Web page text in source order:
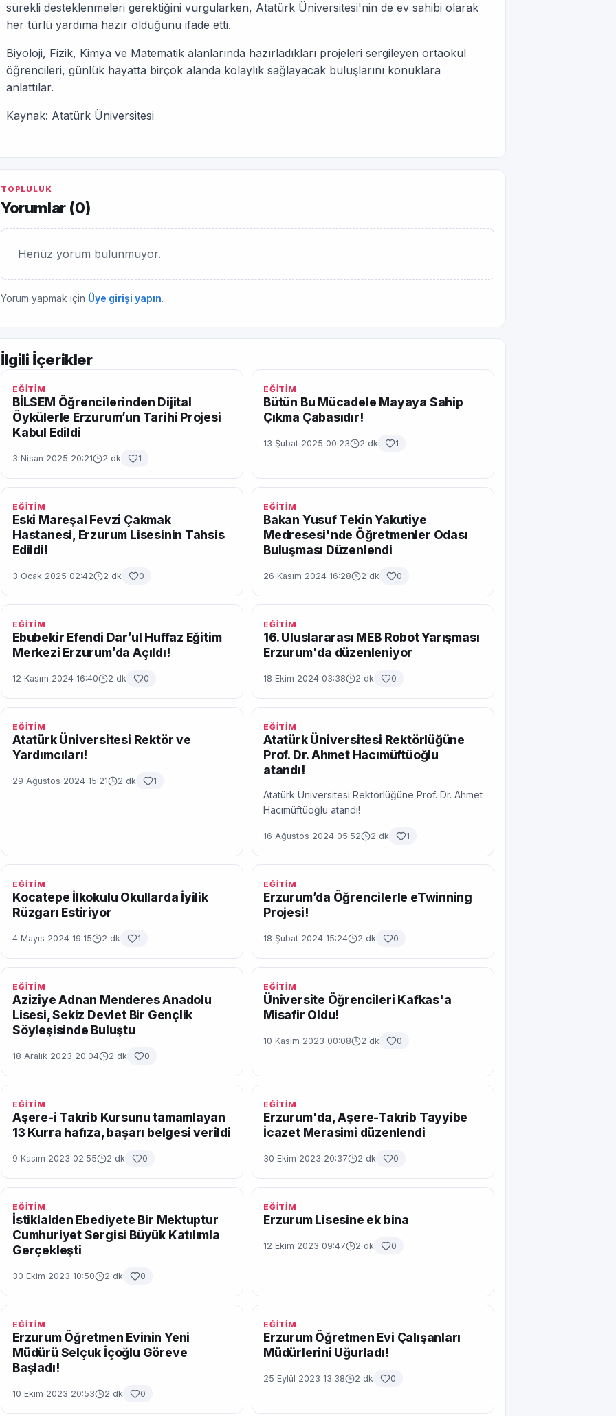
sürekli desteklenmeleri gerektiğini vurgularken, Atatürk Üniversitesi'nin de ev sahibi olarak
her türlü yardıma hazır olduğunu ifade etti.
Biyoloji, Fizik, Kimya ve Matematik alanlarında hazırladıkları projeleri sergileyen ortaokul
öğrencileri, günlük hayatta birçok alanda kolaylık sağlayacak buluşlarını konuklara
anlattılar.
Kaynak: Atatürk Üniversitesi
TOPLULUK
Yorumlar (0)
Henüz yorum bulunmuyor.
Yorum yapmak için Üye girişi yapın.
İlgili İçerikler
EĞİTİM
BİLSEM Öğrencilerinden Dijital
Öykülerle Erzurum’un Tarihi Projesi
Kabul Edildi
3 Nisan 2025 20:21 2 dk 1
EĞİTİM
Bütün Bu Mücadele Mayaya Sahip
Çıkma Çabasıdır!
13 Şubat 2025 00:23 2 dk 1
EĞİTİM
Eski Mareşal Fevzi Çakmak
Hastanesi, Erzurum Lisesinin Tahsis
Edildi!
3 Ocak 2025 02:42 2 dk 0
EĞİTİM
Bakan Yusuf Tekin Yakutiye
Medresesi'nde Öğretmenler Odası
Buluşması Düzenlendi
26 Kasım 2024 16:28 2 dk 0
EĞİTİM
Ebubekir Efendi Dar’ul Huffaz Eğitim
Merkezi Erzurum’da Açıldı!
12 Kasım 2024 16:40 2 dk 0
EĞİTİM
16. Uluslararası MEB Robot Yarışması
Erzurum'da düzenleniyor
18 Ekim 2024 03:38 2 dk 0
EĞİTİM
Atatürk Üniversitesi Rektör ve
Yardımcıları!
29 Ağustos 2024 15:21 2 dk 1
EĞİTİM
Atatürk Üniversitesi Rektörlüğüne
Prof. Dr. Ahmet Hacımüftüoğlu
atandı!
Atatürk Üniversitesi Rektörlüğüne Prof. Dr. Ahmet
Hacımüftüoğlu atandı!
16 Ağustos 2024 05:52 2 dk 1
EĞİTİM
Kocatepe İlkokulu Okullarda İyilik
Rüzgarı Estiriyor
4 Mayıs 2024 19:15 2 dk 1
EĞİTİM
Erzurum’da Öğrencilerle eTwinning
Projesi!
18 Şubat 2024 15:24 2 dk 0
EĞİTİM
Aziziye Adnan Menderes Anadolu
Lisesi, Sekiz Devlet Bir Gençlik
Söyleşisinde Buluştu
18 Aralık 2023 20:04 2 dk 0
EĞİTİM
Üniversite Öğrencileri Kafkas'a
Misafir Oldu!
10 Kasım 2023 00:08 2 dk 0
EĞİTİM
Aşere-i Takrib Kursunu tamamlayan
13 Kurra hafıza, başarı belgesi verildi
9 Kasım 2023 02:55 2 dk 0
EĞİTİM
Erzurum'da, Aşere-Takrib Tayyibe
İcazet Merasimi düzenlendi
30 Ekim 2023 20:37 2 dk 0
EĞİTİM
İstiklalden Ebediyete Bir Mektuptur
Cumhuriyet Sergisi Büyük Katılımla
Gerçekleşti
30 Ekim 2023 10:50 2 dk 0
EĞİTİM
Erzurum Lisesine ek bina
12 Ekim 2023 09:47 2 dk 0
EĞİTİM
Erzurum Öğretmen Evinin Yeni
Müdürü Selçuk İçoğlu Göreve
Başladı!
10 Ekim 2023 20:53 2 dk 0
EĞİTİM
Erzurum Öğretmen Evi Çalışanları
Müdürlerini Uğurladı!
25 Eylül 2023 13:38 2 dk 0